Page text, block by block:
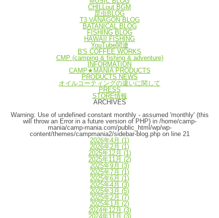
CHILLout BGM
昆虫BLOG
T3 VANAGON BLOG
BATANICAL BLOG
FISHING BLOG
HAWAII FISHING
YouTube関連
B'S COFFEE WORKS
CMP (camping & fishing & adventure)
INFORMATION
CAMP★MANIA PRODUCTS
PRODUCTS NEWS
オイルコーティングの違いに関して
PRESS
STORE情報
ARCHIVES
Warning: Use of undefined constant monthly - assumed 'monthly' (this
will throw an Error in a future version of PHP) in /home/camp-
mania/camp-mania.com/public_html/wp/wp-
content/themes/campmania2/sidebar-blog.phpon line 21
2026年4月 (1)
2026年2月 (1)
2025年12月 (1)
2025年11月 (2)
2025年9月 (3)
2025年7月 (1)
2025年6月 (1)
2025年4月 (3)
2025年3月 (5)
2025年2月 (7)
2025年1月 (2)
2024年12月 (3)
2024年11月 (3)